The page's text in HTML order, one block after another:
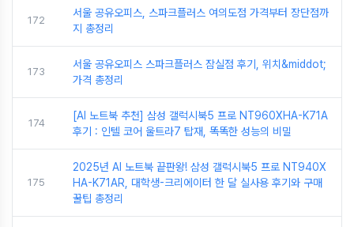
172
서울 공유오피스, 스파크플러스 여의도점 가격부터 장단점까
지 총정리
173
서울 공유오피스 스파크플러스 잠실점 후기, 위치&middot;
가격 총정리
174
[AI 노트북 추천] 삼성 갤럭시북5 프로 NT960XHA-K71A
후기 : 인텔 코어 울트라7 탑재, 똑똑한 성능의 비밀
175
2025년 AI 노트북 끝판왕! 삼성 갤럭시북5 프로 NT940X
HA-K71AR, 대학생-크리에이터 한 달 실사용 후기와 구매
꿀팁 총정리